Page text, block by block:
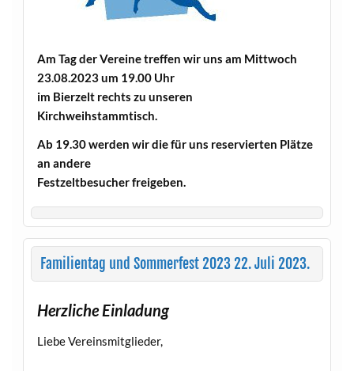
Am Tag der Vereine treffen wir uns am Mittwoch
23.08.2023 um 19.00 Uhr
im Bierzelt rechts zu unseren
Kirchweihstammtisch.
Ab 19.30 werden wir die für uns reservierten Plätze
an andere
Festzeltbesucher freigeben.
Familientag und Sommerfest 2023 22. Juli 2023.
Herzliche Einladung
Liebe Vereinsmitglieder,